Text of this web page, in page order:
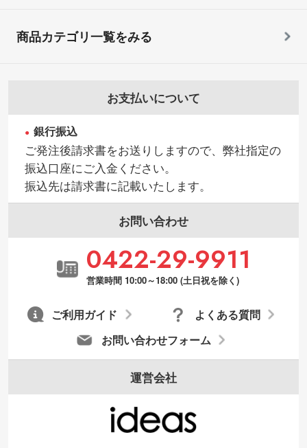
お支払いについて
銀行振込
ご発注後請求書をお送りしますので、弊社指定の
振込口座にご入金ください。
振込先は請求書に記載いたします。
お問い合わせ
0422-29-9911
営業時間 10:00～18:00 (土日祝を除く)
お問い合わせフォーム
よくある質問
ご利用ガイド
運営会社
商品カテゴリ一覧をみる